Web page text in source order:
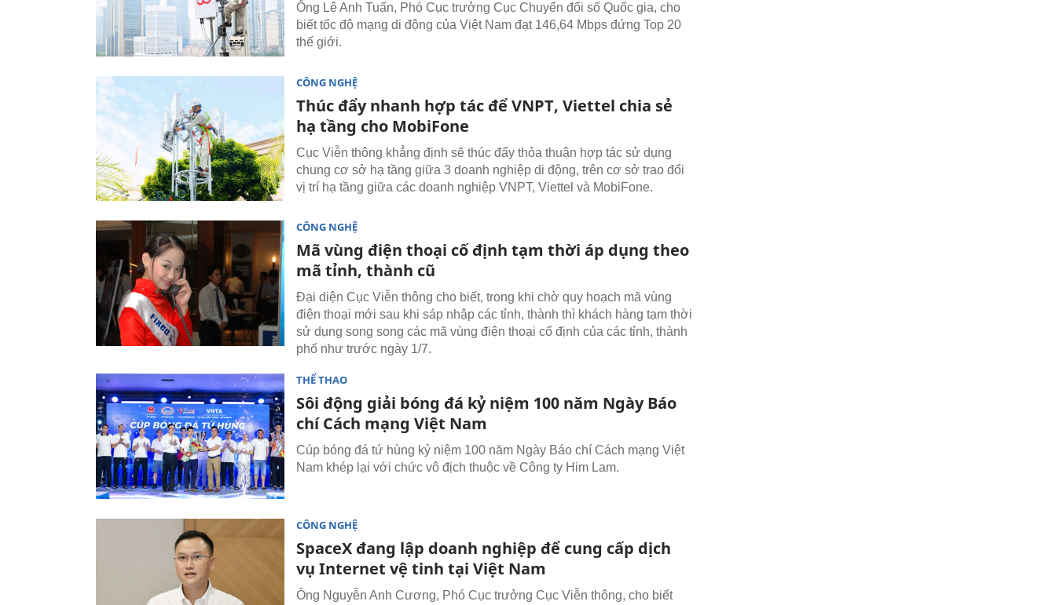
Ông Lê Anh Tuấn, Phó Cục trưởng Cục Chuyển đổi số Quốc gia, cho
biết tốc độ mạng di động của Việt Nam đạt 146,64 Mbps đứng Top 20
thế giới.
CÔNG NGHỆ
Thúc đẩy nhanh hợp tác để VNPT, Viettel chia sẻ
hạ tầng cho MobiFone
Cục Viễn thông khẳng định sẽ thúc đẩy thỏa thuận hợp tác sử dụng
chung cơ sở hạ tầng giữa 3 doanh nghiệp di động, trên cơ sở trao đổi
vị trí hạ tầng giữa các doanh nghiệp VNPT, Viettel và MobiFone.
CÔNG NGHỆ
Mã vùng điện thoại cố định tạm thời áp dụng theo
mã tỉnh, thành cũ
Đại diện Cục Viễn thông cho biết, trong khi chờ quy hoạch mã vùng
điện thoại mới sau khi sáp nhập các tỉnh, thành thì khách hàng tạm thời
sử dụng song song các mã vùng điện thoại cố định của các tỉnh, thành
phố như trước ngày 1/7.
THỂ THAO
Sôi động giải bóng đá kỷ niệm 100 năm Ngày Báo
chí Cách mạng Việt Nam
Cúp bóng đá tứ hùng kỷ niệm 100 năm Ngày Báo chí Cách mạng Việt
Nam khép lại với chức vô địch thuộc về Công ty Him Lam.
CÔNG NGHỆ
SpaceX đang lập doanh nghiệp để cung cấp dịch
vụ Internet vệ tinh tại Việt Nam
Ông Nguyễn Anh Cương, Phó Cục trưởng Cục Viễn thông, cho biết